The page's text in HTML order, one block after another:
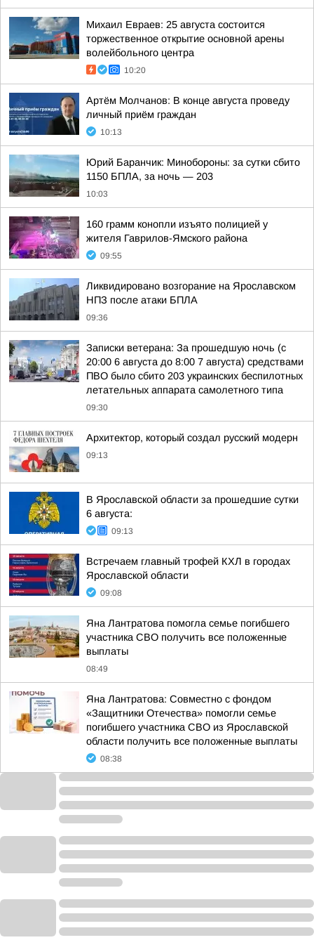
Михаил Евраев: 25 августа состоится
торжественное открытие основной арены
волейбольного центра
10:20
Артём Молчанов: В конце августа проведу
личный приём граждан
10:13
Юрий Баранчик: Минобороны: за сутки сбито
1150 БПЛА, за ночь — 203
10:03
160 грамм конопли изъято полицией у
жителя Гаврилов-Ямского района
09:55
Ликвидировано возгорание на Ярославском
НПЗ после атаки БПЛА
09:36
Записки ветерана: За прошедшую ночь (с
20:00 6 августа до 8:00 7 августа) средствами
ПВО было сбито 203 украинских беспилотных
летательных аппарата самолетного типа
09:30
Архитектор, который создал русский модерн
09:13
В Ярославской области за прошедшие сутки
6 августа:
09:13
Встречаем главный трофей КХЛ в городах
Ярославской области
09:08
Яна Лантратова помогла семье погибшего
участника СВО получить все положенные
выплаты
08:49
Яна Лантратова: Совместно с фондом
«Защитники Отечества» помогли семье
погибшего участника СВО из Ярославской
области получить все положенные выплаты
08:38